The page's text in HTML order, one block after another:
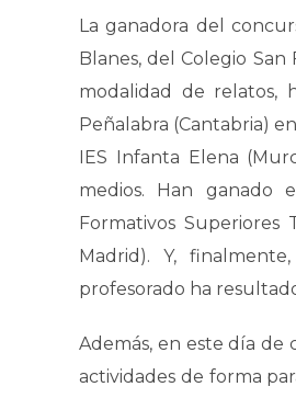
La ganadora del
Blanes, del Colegio San
modalidad de relatos,
Peñalabra (Cantabria)
IES Infanta Elena
medios. Han ganado
Formativos Superiores
Madrid). Y,
profesorado ha
Además, en este día
actividades de forma